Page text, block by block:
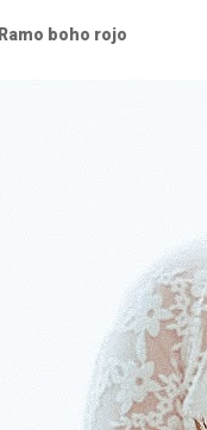
Ramo boho rojo